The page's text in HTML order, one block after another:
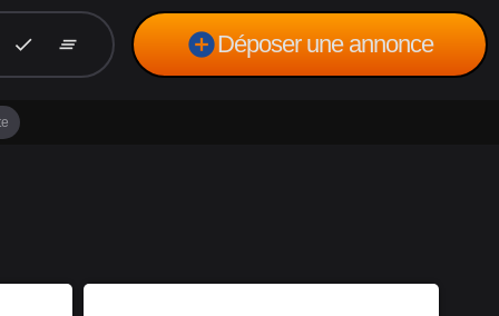
check clear_all add_circleDéposer une annonce